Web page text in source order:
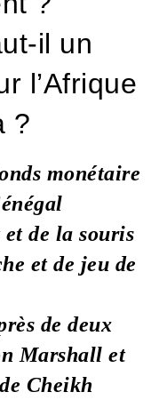
il un
l’Afrique
?
monétaire
de la souris
et de jeu de
de deux
Marshall et
Cheikh